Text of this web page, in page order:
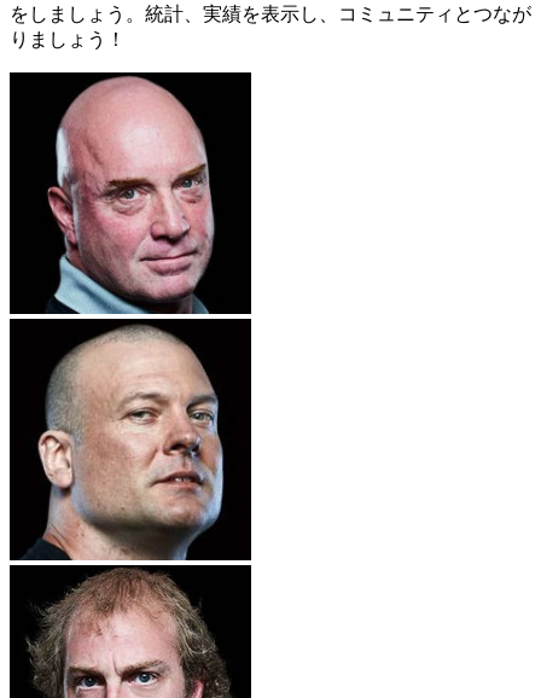
をしましょう。統計、実績を表示し、コミュニティとつなが
りましょう！